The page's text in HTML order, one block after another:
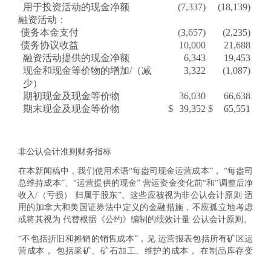
用于投资活动的现金净额
(7,337)
(18,139)
融资活动：
债务本金支付
(3,657)
(2,235)
债务协议收益
10,000
21,688
融资活动提供的现金净额
6,343
19,453
现金和现金等价物的增加/（减
少）
3,322 (1,087)
期初现金及现金等价物 36,030
66,638
期末现金及现金等价物
$ 39,352 $ 65,551
非公认会计准则财务指标
在本新闻稿中，我们使用术语“每盎司现金运营成本”， “每盎司
总维持成本”、“运营提供的现金” 营运资金变化前“和”调整后净
收入/（亏损） 归属于股东”。这些应被视为非公认会计原则 适
用的加拿大和美国证券法中定义的金融措施，不应孤立地考虑
或将其视为 代替根据《公约》编制的绩效计量 公认会计原则。
“不包括折旧和摊销的销售成本”，见 运营报表包括所有矿区运
营成本， 包括采矿、矿石加工、维护的成本， 在制品库存变